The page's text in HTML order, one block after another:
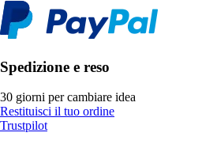
Spedizione e reso
30 giorni per cambiare idea
Restituisci il tuo ordine
Trustpilot